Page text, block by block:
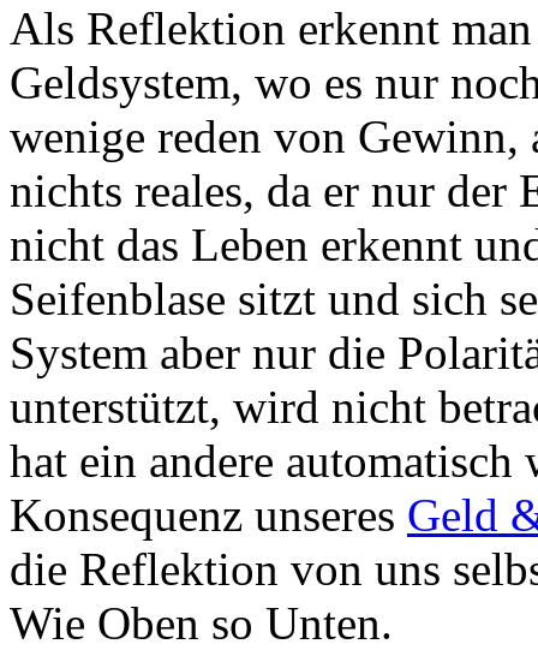
Als Reflektion erkennt
Geldsystem, wo es nur
wenige reden von Gewinn,
nichts reales, da er nur der
nicht das Leben erkennt
Seifenblase sitzt und sich
System aber nur die
unterstützt, wird nicht
hat ein andere
Konsequenz unseres Geld
die Reflektion von uns
Wie Oben so Unten.